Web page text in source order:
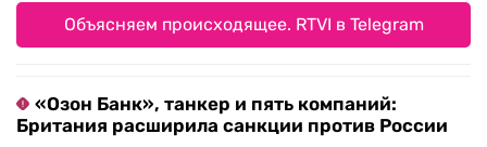
Объясняем происходящее. RTVI в Telegram
«Озон Банк», танкер и пять компаний:
Британия расширила санкции против России